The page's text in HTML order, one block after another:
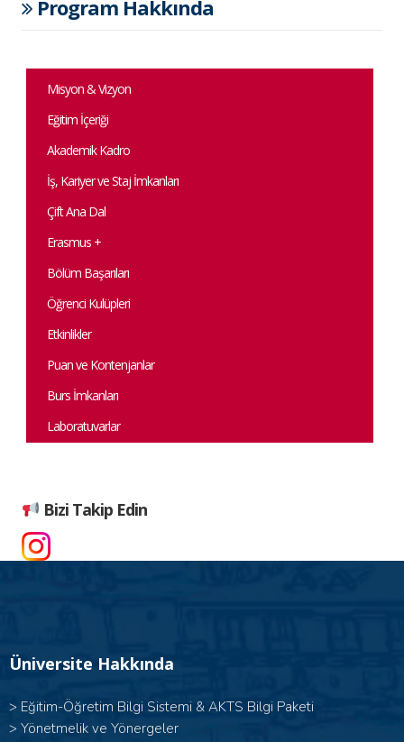
Program Hakkında
Misyon & Vizyon
Eğitim İçeriği
Akademik Kadro
İş, Kariyer ve Staj İmkanları
Çift Ana Dal
Erasmus +
Bölüm Başarıları
Öğrenci Kulüpleri
Etkinlikler
Puan ve Kontenjanlar
Burs İmkanları
Laboratuvarlar
Bizi Takip Edin
Üniversite Hakkında
> Eğitim-Öğretim Bilgi Sistemi & AKTS Bilgi Paketi
> Yönetmelik ve Yönergeler